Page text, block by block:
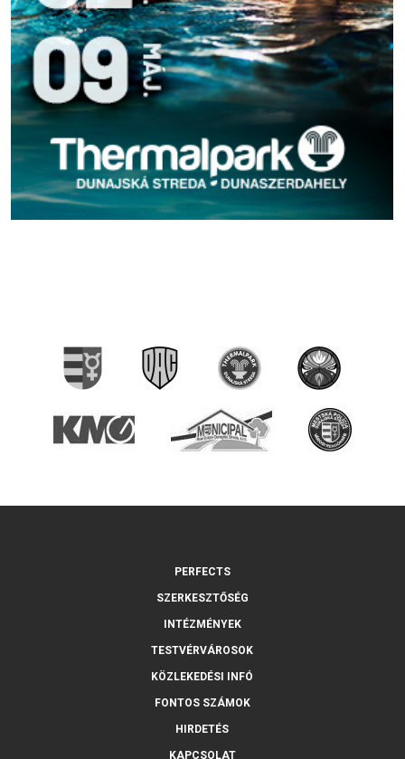
PERFECTS
SZERKESZTŐSÉG
INTÉZMÉNYEK
TESTVÉRVÁROSOK
KÖZLEKEDÉSI INFÓ
FONTOS SZÁMOK
HIRDETÉS
KAPCSOLAT